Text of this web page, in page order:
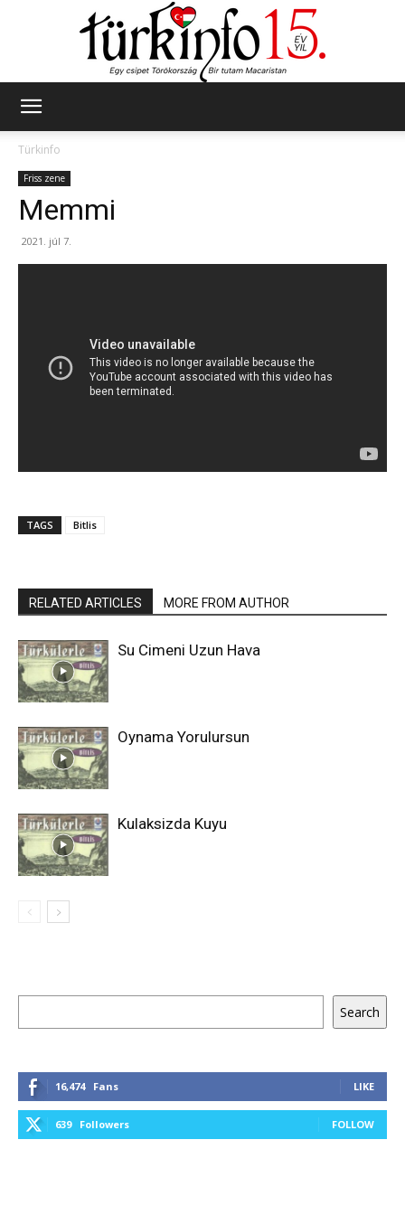
Türkinfo
Friss zene
Memmi
2021. júl 7.
TAGS Bitlis
RELATED ARTICLES MORE FROM AUTHOR
Su Cimeni Uzun Hava
Oynama Yorulursun
Kulaksizda Kuyu
Search
16,474 Fans LIKE
639 Followers FOLLOW